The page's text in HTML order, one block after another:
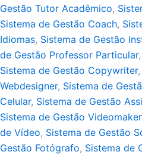
Gestão Tutor Acadêmico,
Sistema de Gestão Coach,
Idiomas, Sistema de Gestão
de Gestão Professor Particular,
Sistema de Gestão Copywriter,
Webdesigner, Sistema de
Celular, Sistema de Gestão
Sistema de Gestão Videomaker
de Vídeo, Sistema de Gestão
Gestão Fotógrafo, Sistema de